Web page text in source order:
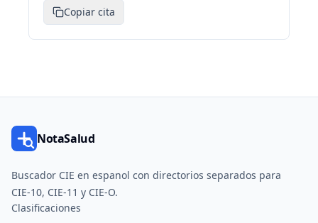
Copiar cita
NotaSalud
Buscador CIE en espanol con directorios separados para
CIE-10, CIE-11 y CIE-O.
Clasificaciones